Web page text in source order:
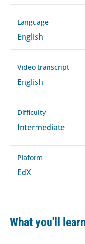
What you'll learn
Language
English
Video transcript
English
Difficulty
Intermediate
Plaform
EdX